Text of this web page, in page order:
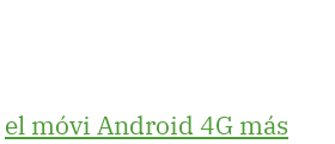
el móvi Android 4G más